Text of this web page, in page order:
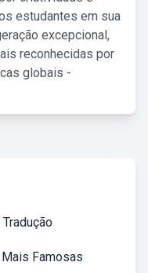
estudantes em sua
excepcional,
reconhecidas por
globais -
Famosas